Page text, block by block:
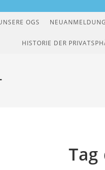
OGS
HISTORIE DER